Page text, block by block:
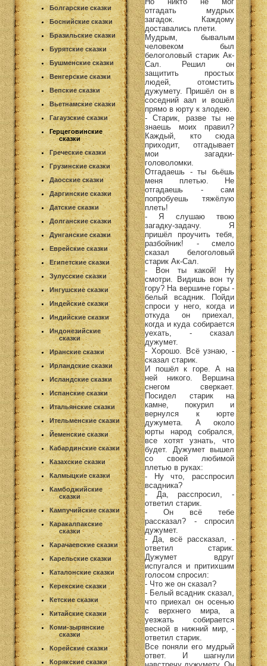
Болгарские сказки
Боснийские сказки
Бразильские сказки
Бурятские сказки
Бушменские сказки
Венгерские сказки
Вепские сказки
Вьетнамские сказки
Гагаузские сказки
Герцеговинские
сказки
Греческие сказки
Грузинские сказки
Даосские сказки
Даргинские сказки
Датские сказки
Долганские сказки
Дунганские сказки
Еврейские сказки
Египетские сказки
Зулусские сказки
Ингушские сказки
Индейские сказки
Индийские сказки
Индонезийские
сказки
Иранские сказки
Ирландские сказки
Исландские сказки
Испанские сказки
Итальянские сказки
Ительменские сказки
Йеменские сказки
Кабардинские сказки
Казахские сказки
Калмыцкие сказки
Камбоджийские
сказки
Кампучийские сказки
Каракалпакские
сказки
Карачаевские сказки
Карельские сказки
Каталонские сказки
Керекские сказки
Кетские сказки
Китайские сказки
Коми-зырянские
сказки
Корейские сказки
Корякские сказки
отгадать мудрых
загадок. Каждому
доставались плети.
Мудрым, бывалым
человеком был
белоголовый старик Ак-
Сал. Решил он
защитить простых
людей, отомстить
дужумету. Пришёл он в
соседний аал и вошёл
прямо в юрту к злодею.
- Старик, разве ты не
знаешь моих правил?
Каждый, кто сюда
приходит, отгадывает
мои загадки-
головоломки.
Отгадаешь - ты бьёшь
меня плетью. Не
отгадаешь - сам
попробуешь тяжёлую
плеть!
- Я слушаю твою
загадку-задачу. Я
пришёл проучить тебя,
разбойник! - смело
сказал белоголовый
старик Ак-Сал.
- Вон ты какой! Ну
смотри. Видишь вон ту
гору? На вершине горы -
белый всадник. Пойди
спроси у него, когда и
откуда он приехал,
когда и куда собирается
уехать, - сказал
дужумет.
- Хорошо. Всё узнаю, -
сказал старик.
И пошёл к горе. А на
ней никого. Вершина
снегом сверкает.
Посидел старик на
камне, покурил и
вернулся к юрте
дужумета. А около
юрты народ собрался,
все хотят узнать, что
будет. Дужумет вышел
со своей любимой
плетью в руках:
- Ну что, расспросил
всадника?
- Да, расспросил, -
ответил старик.
- Он всё тебе
рассказал? - спросил
дужумет.
- Да, всё рассказал, -
ответил старик.
Дужумет вдруг
испугался и притихшим
голосом спросил:
- Что же он сказал?
- Белый всадник сказал,
что приехал он осенью
с верхнего мира, а
уезжать собирается
весной в нижний мир, -
ответил старик.
Все поняли его мудрый
ответ. И шагнули